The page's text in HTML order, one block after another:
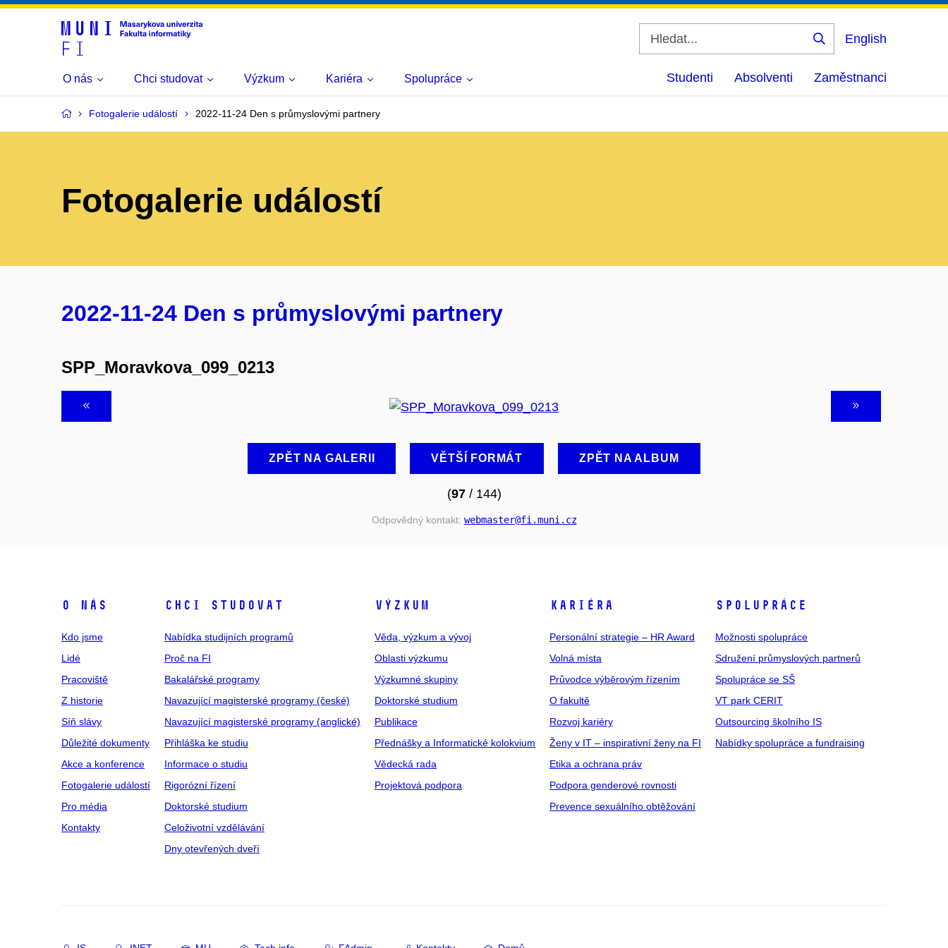
Vyhledat
English
O nás Chci studovat Výzkum Kariéra Spolupráce Studenti Absolventi Zaměstnanci
Fotogalerie událostí 2022-11-24 Den s průmyslovými partnery
Fotogalerie událostí
2022-11-24 Den s průmyslovými partnery
SPP_Moravkova_099_0213
ZPĚT NA GALERII VĚTŠÍ FORMÁT ZPĚT NA ALBUM
(97/ 144)
Odpovědný kontakt: webmaster@fi .muni .cz
O NÁS
Kdo jsme
Lidé
Pracoviště
Z historie
Síň slávy
Důležité dokumenty
Akce a konference
Fotogalerie událostí
Pro média
Kontakty
CHCI STUDOVAT
Nabídka studijních programů
Proč na FI
Bakalářské programy
Navazující magisterské programy (české)
Navazující magisterské programy (anglické)
Přihláška ke studiu
Informace o studiu
Rigorózní řízení
Doktorské studium
Celoživotní vzdělávání
Dny otevřených dveří
VÝZKUM
Věda, výzkum a vývoj
Oblasti výzkumu
Výzkumné skupiny
Doktorské studium
Publikace
Přednášky a Informatické kolokvium
Vědecká rada
Projektová podpora
KARIÉRA
Personální strategie – HR Award
Volná místa
Průvodce výběrovým řízením
O fakultě
Rozvoj kariéry
Ženy v IT – inspirativní ženy na FI
Etika a ochrana práv
Podpora genderové rovnosti
Prevence sexuálního obtěžování
SPOLUPRÁCE
Možnosti spolupráce
Sdružení průmyslových partnerů
Spolupráce se SŠ
VT park CERIT
Outsourcing školního IS
Nabídky spolupráce a fundraising